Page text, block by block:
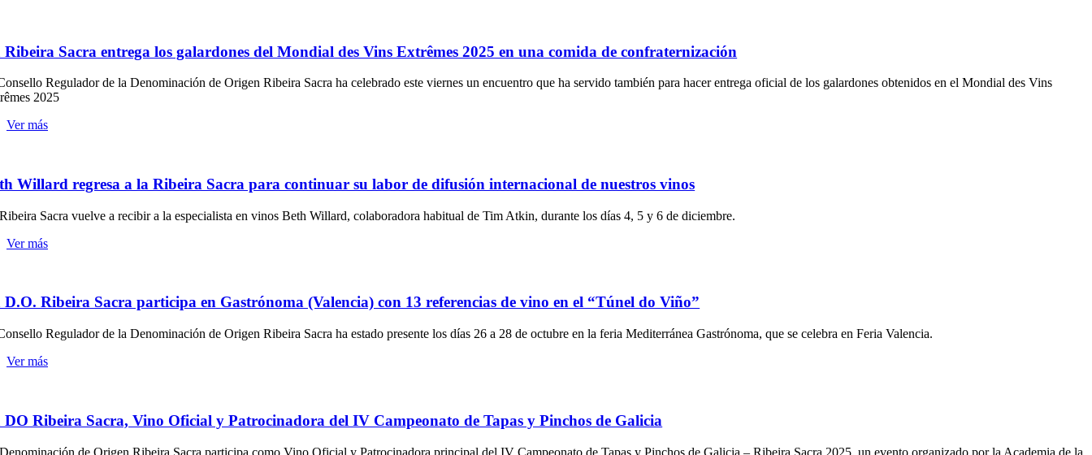
Sacra entrega los galardones del Mondial des Vins Extrêmes 2025 en una comida de confraternización
Regulador de la Denominación de Origen Ribeira Sacra ha celebrado este viernes un encuentro que ha servido también para hacer entrega oficial de los galardones obtenidos en el Mondial des Vins
2025
Ver más
Willard regresa a la Ribeira Sacra para continuar su labor de difusión internacional de nuestros vinos
Sacra vuelve a recibir a la especialista en vinos Beth Willard, colaboradora habitual de Tim Atkin, durante los días 4, 5 y 6 de diciembre.
Ver más
Ribeira Sacra participa en Gastrónoma (Valencia) con 13 referencias de vino en el “Túnel do Viño”
Regulador de la Denominación de Origen Ribeira Sacra ha estado presente los días 26 a 28 de octubre en la feria Mediterránea Gastrónoma, que se celebra en Feria Valencia.
Ver más
DO Ribeira Sacra, Vino Oficial y Patrocinadora del IV Campeonato de Tapas y Pinchos de Galicia
de Origen Ribeira Sacra participa como Vino Oficial y Patrocinadora principal del IV Campeonato de Tapas y Pinchos de Galicia – Ribeira Sacra 2025, un evento organizado por la Academia de la